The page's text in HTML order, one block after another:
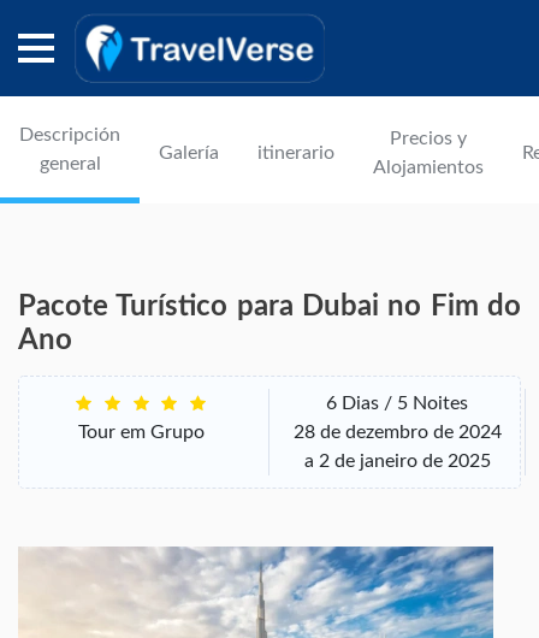
Descripción
general
Galería itinerario
Precios y
Alojamientos
Pacote Turístico para Dubai no Fim do
Ano
6 Dias / 5 Noites
Tour em Grupo
28 de dezembro de 2024
a 2 de janeiro de 2025